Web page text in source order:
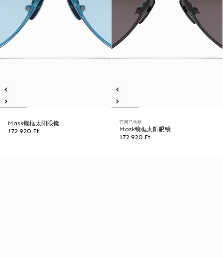
Mask镜框太阳眼镜
172 920 Ft
官网已售罄
Mask镜框太阳眼镜
172 920 Ft